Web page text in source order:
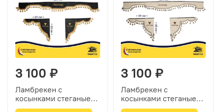
3 100 ₽
Ламбрекен с
косынками стеганые
Foton (экокожа,
3 100 ₽
Ламбрекен с
косынками стеганые
Foton (экокожа,